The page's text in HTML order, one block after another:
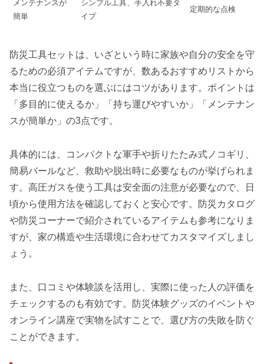
メンテナンスが
簡単
シンプル工具、手入れ不要タ
イプ
定期的な点検
防災工具セットは、いざという時に家族や自分の安全を守
るための必須アイテムですが、数あるおすすめリストから
本当に役立つものを選ぶにはコツがあります。ポイントは
「多目的に使えるか」「持ち運びやすいか」「メンテナン
スが簡単か」の3点です。
具体的には、コンパクトな軍手や折りたたみ式ノコギリ、
簡易バールなど、救助や脱出時に必要なものが挙げられま
す。高圧ガスを使う工具は安全面の注意が必要なので、日
頃から使用方法を確認しておくと安心です。防災カタログ
や防災コーナーで紹介されているアイテムも参考になりま
すが、家の構造や生活環境に合わせてカスタマイズしまし
ょう。
また、口コミや体験談を活用し、実際に使った人の評価を
チェックするのも有効です。防災体験グッズのイベントや
オンライン講座で実物を試すことで、選び方の失敗を防ぐ
ことができます。